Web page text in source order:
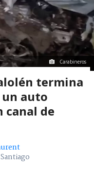
Carabineros
termina
auto
canal de